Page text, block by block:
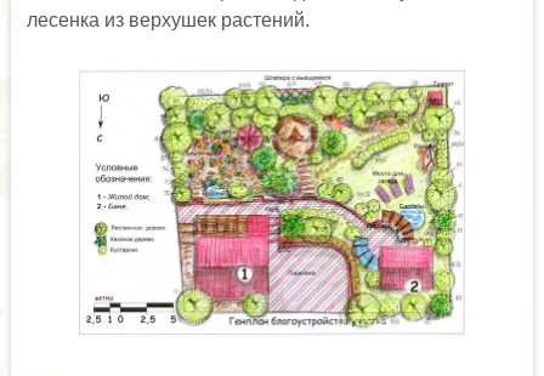
лесенка из верхушек растений.